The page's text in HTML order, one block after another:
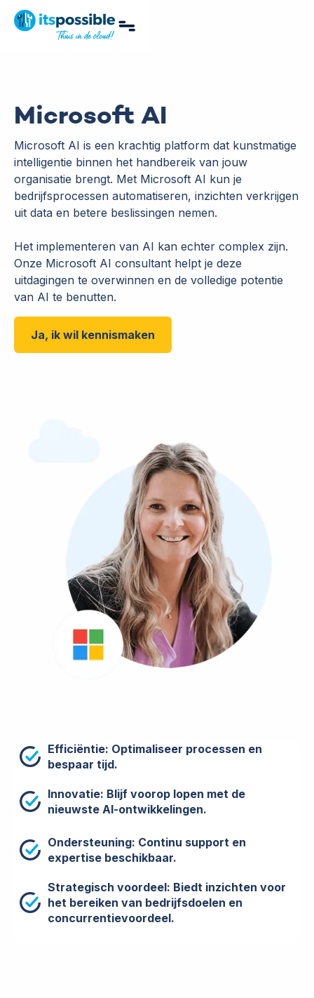
Microsoft AI
Microsoft AI is een krachtig platform dat kunstmatige
intelligentie binnen het handbereik van jouw
organisatie brengt. Met Microsoft AI kun je
bedrijfsprocessen automatiseren, inzichten verkrijgen
uit data en betere beslissingen nemen.
Het implementeren van AI kan echter complex zijn.
Onze Microsoft AI consultant helpt je deze
uitdagingen te overwinnen en de volledige potentie
van AI te benutten.
Ja, ik wil kennismaken
Efficiëntie: Optimaliseer processen en
bespaar tijd.
Innovatie: Blijf voorop lopen met de
nieuwste AI-ontwikkelingen.
Ondersteuning: Continu support en
expertise beschikbaar.
Strategisch voordeel: Biedt inzichten voor
het bereiken van bedrijfsdoelen en
concurrentievoordeel.